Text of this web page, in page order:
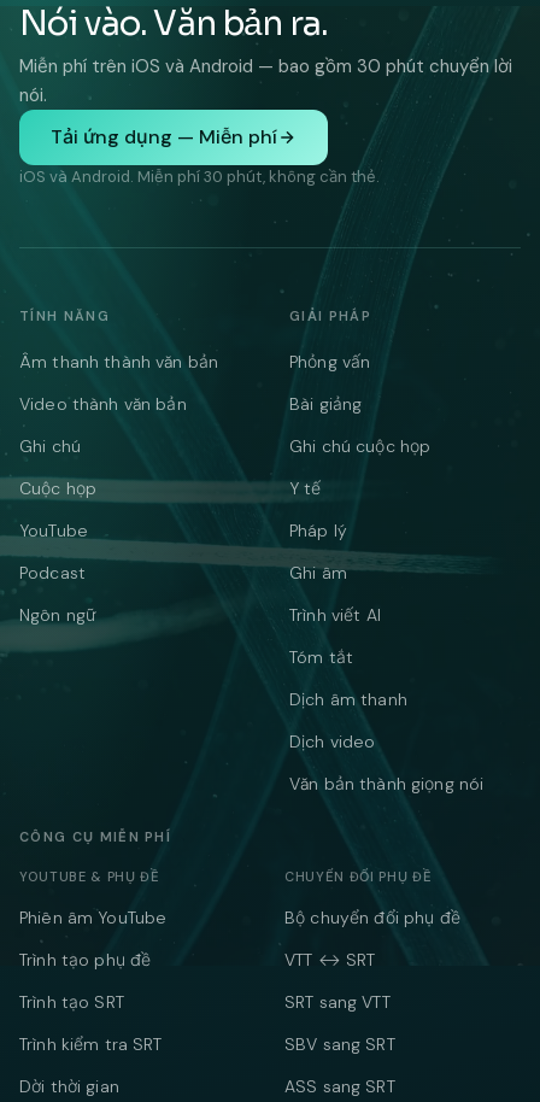
Nói vào. Văn bản ra.
Miễn phí trên iOS và Android — bao gồm 30 phút chuyển lời
nói.
Tải ứng dụng — Miễn phí
iOS và Android. Miễn phí 30 phút, không cần thẻ.
TÍNH NĂNG
Âm thanh thành văn bản
Video thành văn bản
Ghi chú
Cuộc họp
YouTube
Podcast
Ngôn ngữ
GIẢI PHÁP
Phỏng vấn
Bài giảng
Ghi chú cuộc họp
Y tế
Pháp lý
Ghi âm
Trình viết AI
Tóm tắt
Dịch âm thanh
Dịch video
Văn bản thành giọng nói
CÔNG CỤ MIỄN PHÍ
YOUTUBE & PHỤ ĐỀ
Phiên âm YouTube
Trình tạo phụ đề
Trình tạo SRT
Trình kiểm tra SRT
Dời thời gian
CHUYỂN ĐỔI PHỤ ĐỀ
Bộ chuyển đổi phụ đề
VTT ↔ SRT
SRT sang VTT
SBV sang SRT
ASS sang SRT